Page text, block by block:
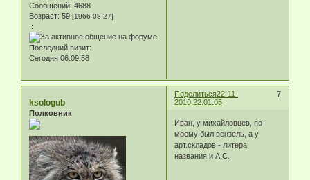
Сообщений: 4688
Возраст: 59 [1966-08-27]
.:
Последний визит:
Сегодня 06:09:58
Поделиться 7
22-11-
2010 22:01:05
ksologub
Полковник
Иван, у михайловцев, по-
моему был вензель, а у
арт.складов - литера
названия и А.С.